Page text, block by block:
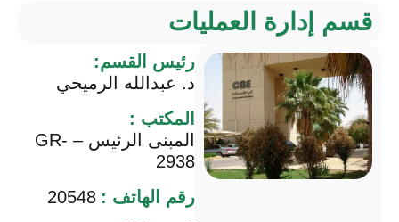
قسم إدارة العمليات
رئيس القسم:
د. عبدالله الرميحي
المكتب :
المبنى الرئيس – GR-
2938
رقم الهاتف : 20548